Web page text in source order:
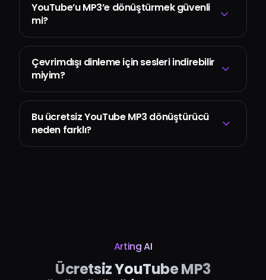
YouTube’u MP3’e dönüştürmek güvenli
mi?
Çevrimdışı dinleme için sesleri indirebilir
miyim?
Bu ücretsiz YouTube MP3 dönüştürücü
neden farklı?
Arting AI
Ücretsiz YouTube MP3